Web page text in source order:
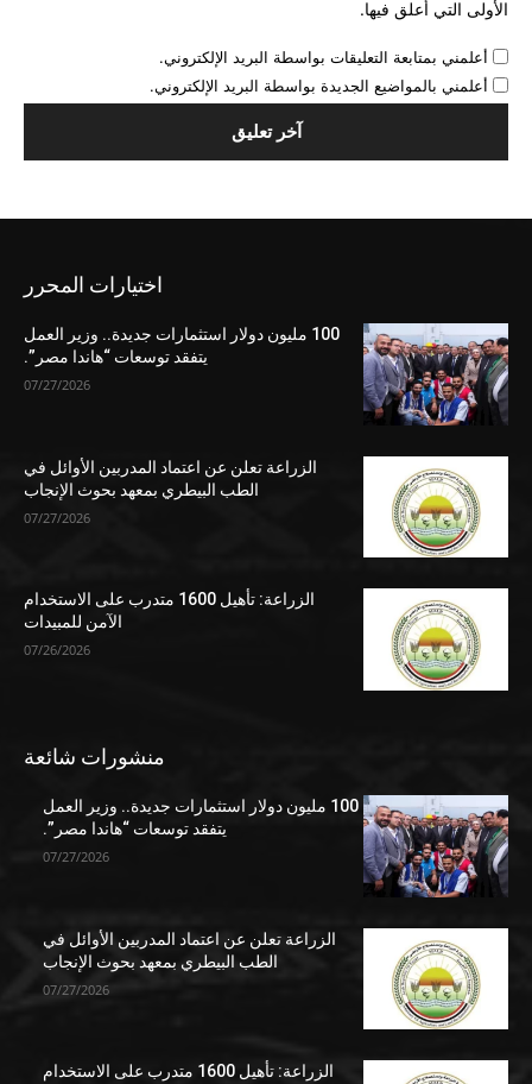
الأولى التي أعلق فيها.
أعلمني بمتابعة التعليقات بواسطة البريد الإلكتروني.
أعلمني بالمواضيع الجديدة بواسطة البريد الإلكتروني.
اختيارات المحرر
100 مليون دولار استثمارات جديدة.. وزير العمل
يتفقد توسعات “هاندا مصر”.
07/27/2026
الزراعة تعلن عن اعتماد المدربين الأوائل في
الطب البيطري بمعهد بحوث الإنجاب
07/27/2026
الزراعة: تأهيل 1600 متدرب على الاستخدام
الآمن للمبيدات
07/26/2026
منشورات شائعة
100 مليون دولار استثمارات جديدة.. وزير العمل
يتفقد توسعات “هاندا مصر”.
07/27/2026
الزراعة تعلن عن اعتماد المدربين الأوائل في
الطب البيطري بمعهد بحوث الإنجاب
07/27/2026
الزراعة: تأهيل 1600 متدرب على الاستخدام